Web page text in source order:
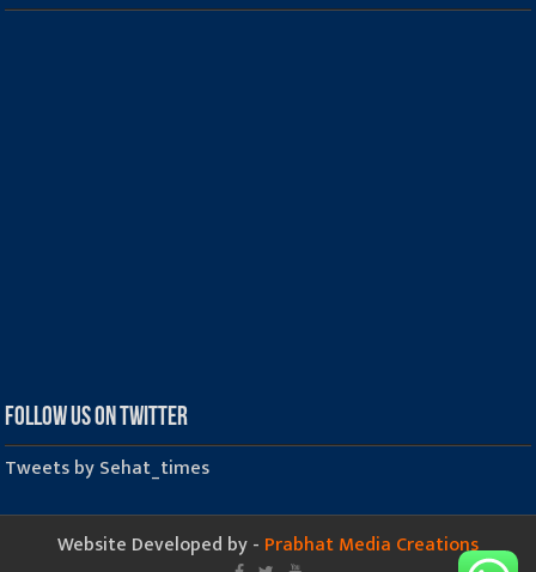
Follow us on Twitter
Tweets by Sehat_times
Website Developed by - Prabhat Media Creations